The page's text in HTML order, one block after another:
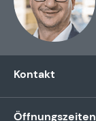
Kontakt
Öffnungszeiten